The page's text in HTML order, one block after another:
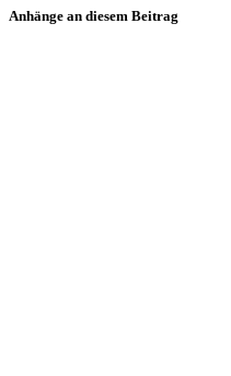
Anhänge an diesem Beitrag